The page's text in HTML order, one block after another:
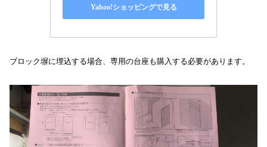
Yahoo!ショッピングで見る
ブロック塀に埋込する場合、専用の台座も購入する必要があります。